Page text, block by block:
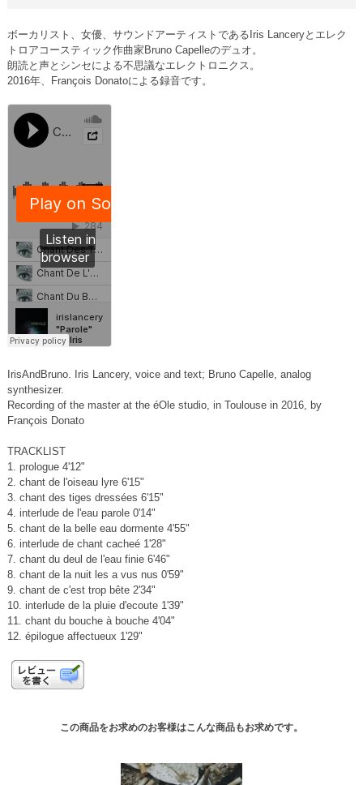
ボーカリスト、女優、サウンドアーティストであるIris Lanceryとエレク
トロアコースティック作曲家Bruno Capelleのデュオ。
朗読と声とシンセによる不思議なエレクトロニクス。
2016年、François Donatoによる録音です。
IrisAndBruno. Iris Lancery, voice and text; Bruno Capelle, analog
synthesizer.
Recording of the master at the éOle studio, in Toulouse in 2016, by
François Donato
TRACKLIST
1. prologue 4'12"
2. chant de l'oiseau lyre 6'15"
3. chant des tiges dressées 6'15"
4. interlude de l'eau parole 0'14"
5. chant de la belle eau dormente 4'55"
6. interlude de chant cacheé 1'28"
7. chant du deul de l'eau finie 6'46"
8. chant de la nuit les a vus nus 0'59"
9. chant de c'est trop bête 2'34"
10. interlude de la pluie d'ecoute 1'39"
11. chant du bouche à bouche 4'04"
12. épilogue affectueux 1'29"
この商品をお求めのお客様はこんな商品もお求めです。